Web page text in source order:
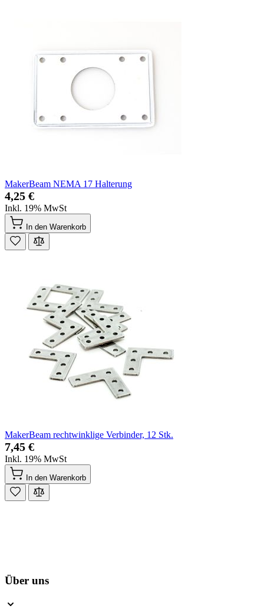
MakerBeam NEMA 17 Halterung
4,25 €
Inkl. 19% MwSt
In den Warenkorb
MakerBeam rechtwinklige Verbinder, 12 Stk.
7,45 €
Inkl. 19% MwSt
In den Warenkorb
Über uns